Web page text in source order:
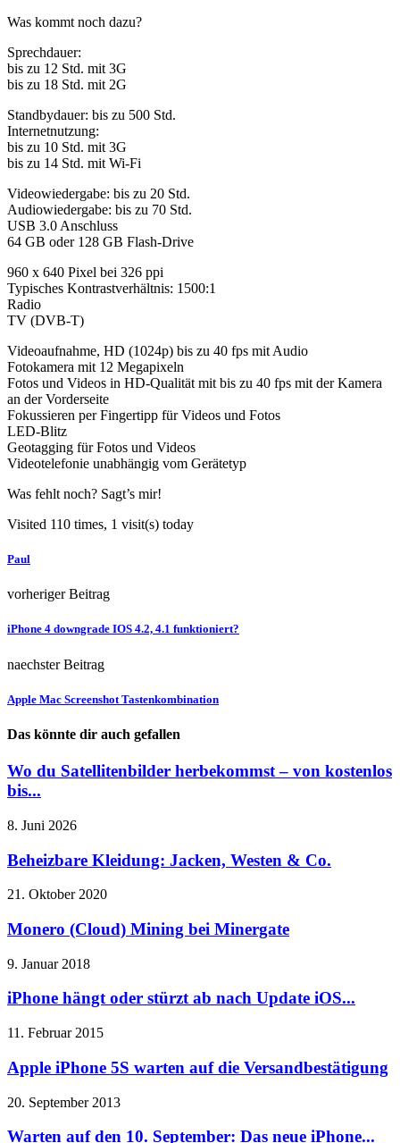
Was kommt noch dazu?
Sprechdauer:
bis zu 12 Std. mit 3G
bis zu 18 Std. mit 2G
Standbydauer: bis zu 500 Std.
Internetnutzung:
bis zu 10 Std. mit 3G
bis zu 14 Std. mit Wi-Fi
Videowiedergabe: bis zu 20 Std.
Audiowiedergabe: bis zu 70 Std.
USB 3.0 Anschluss
64 GB oder 128 GB Flash-Drive
960 x 640 Pixel bei 326 ppi
Typisches Kontrastverhältnis: 1500:1
Radio
TV (DVB-T)
Videoaufnahme, HD (1024p) bis zu 40 fps mit Audio
Fotokamera mit 12 Megapixeln
Fotos und Videos in HD-Qualität mit bis zu 40 fps mit der Kamera
an der Vorderseite
Fokussieren per Fingertipp für Videos und Fotos
LED-Blitz
Geotagging für Fotos und Videos
Videotelefonie unabhängig vom Gerätetyp
Was fehlt noch? Sagt’s mir!
Visited 110 times, 1 visit(s) today
Paul
vorheriger Beitrag
iPhone 4 downgrade IOS 4.2, 4.1 funktioniert?
naechster Beitrag
Apple Mac Screenshot Tastenkombination
Das könnte dir auch gefallen
Wo du Satellitenbilder herbekommst – von kostenlos
bis...
8. Juni 2026
Beheizbare Kleidung: Jacken, Westen & Co.
21. Oktober 2020
Monero (Cloud) Mining bei Minergate
9. Januar 2018
iPhone hängt oder stürzt ab nach Update iOS...
11. Februar 2015
Apple iPhone 5S warten auf die Versandbestätigung
20. September 2013
Warten auf den 10. September: Das neue iPhone...